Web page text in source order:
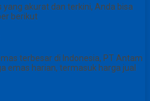
akurat dan terkini, Anda bisa
berikut
terbesar di Indonesia, PT Antam
emas harian, termasuk harga jual